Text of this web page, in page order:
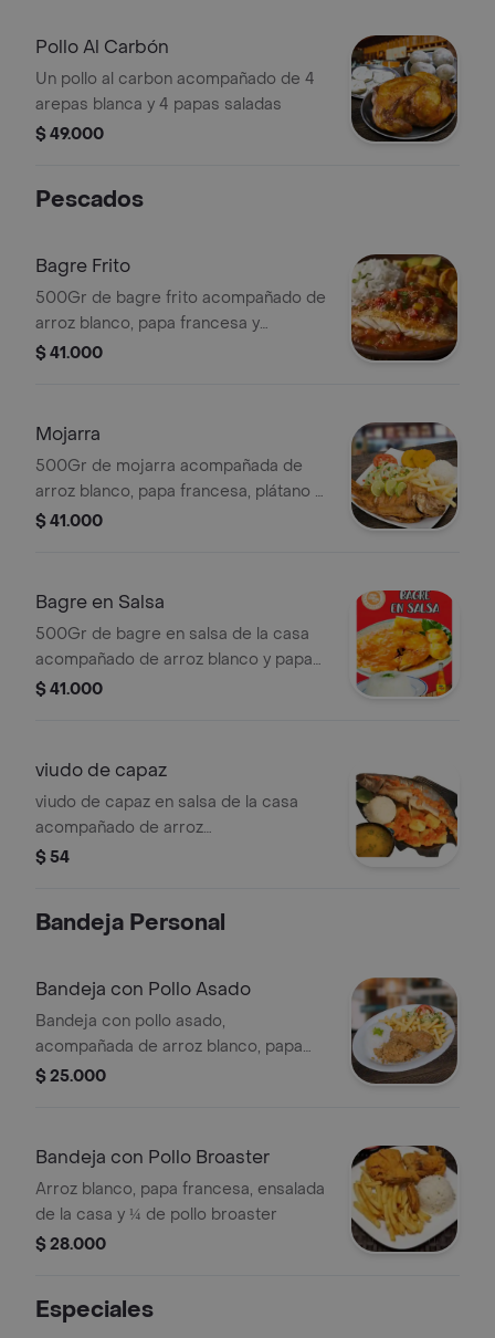
Pollo Al Carbón
Un pollo al carbon acompañado de 4
arepas blanca y 4 papas saladas
$ 49.000
Pescados
Bagre Frito
500Gr de bagre frito acompañado de
arroz blanco, papa francesa y
ensalada de la casa
$ 41.000
Mojarra
500Gr de mojarra acompañada de
arroz blanco, papa francesa, plátano y
ensalada de la casa
$ 41.000
Bagre en Salsa
500Gr de bagre en salsa de la casa
acompañado de arroz blanco y papa
al vapor
$ 41.000
viudo de capaz
viudo de capaz en salsa de la casa
acompañado de arroz
blanco,papa,yuca,platano y mazorca
$ 54
Bandeja Personal
Bandeja con Pollo Asado
Bandeja con pollo asado,
acompañada de arroz blanco, papa
francesa y ensalada de la casa.
$ 25.000
Bandeja con Pollo Broaster
Arroz blanco, papa francesa, ensalada
de la casa y ¼ de pollo broaster
$ 28.000
Especiales